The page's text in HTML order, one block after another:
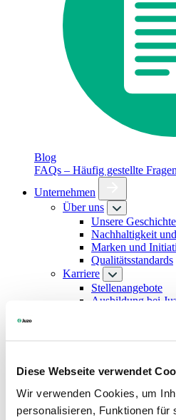
Diese Webseite verwendet
Wir verwenden Cookies, um
personalisieren, Funktionen für
Blog
FAQs – Häufig gestellte Fragen
Unternehmen
Über uns
Unsere Geschichte
Nachhaltigkeit
Marken und
Qualitätsstandards
Karriere
Stellenangebote
Ausbildung bei
Studium,